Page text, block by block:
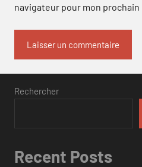
navigateur pour mon prochain
Rechercher
Recent Posts